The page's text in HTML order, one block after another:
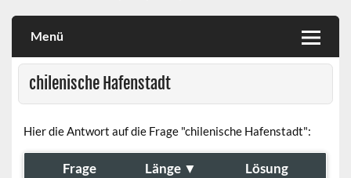
Menü
chilenische Hafenstadt
Hier die Antwort auf die Frage "chilenische Hafenstadt":
Frage Länge ▼ Lösung